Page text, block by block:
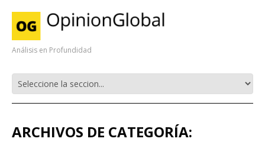
Análisis en Profundidad
ARCHIVOS DE CATEGORÍA: